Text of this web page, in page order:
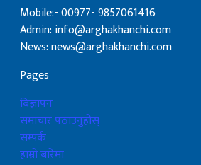
Mobile:- 00977- 9857061416
Admin: info@arghakhanchi.com
News: news@arghakhanchi.com
Pages
बिज्ञापन
समाचार पठाउनुहोस्
सम्पर्क
हाम्रो बारेमा